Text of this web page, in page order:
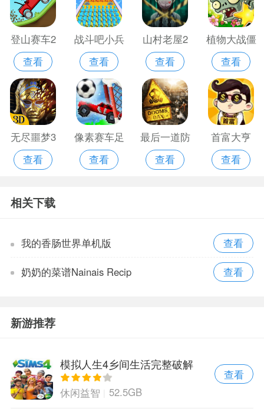
登山赛车2
正版
查看
战斗吧小兵
查看
山村老屋2
废弃医院
查看
植物大战僵
尸全明星安
卓版
查看
无尽噩梦3
禁区内置菜
查看
像素赛车足
球
查看
最后一道防
线安卓版
查看
首富大亨
查看
相关下载
我的香肠世界单机版
奶奶的菜谱Nainais Recip
新游推荐
模拟人生4乡间生活完整破解
版
休闲益智 52.5GB
查看